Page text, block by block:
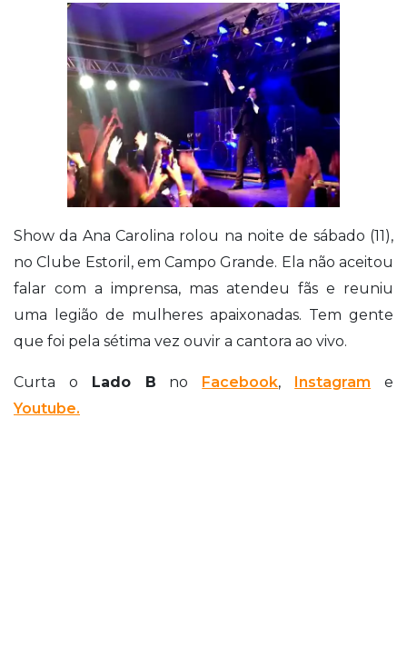
Show da Ana Carolina rolou na noite de sábado (11),
no Clube Estoril, em Campo Grande. Ela não aceitou
falar com a imprensa, mas atendeu fãs e reuniu
uma legião de mulheres apaixonadas. Tem gente
que foi pela sétima vez ouvir a cantora ao vivo.
Curta o Lado B no Facebook, Instagram e
Youtube.